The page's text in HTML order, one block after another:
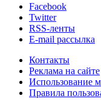
Facebook
Twitter
RSS-ленты
E-mail рассылка
Контакты
Реклама на сайте
Использование
Правила